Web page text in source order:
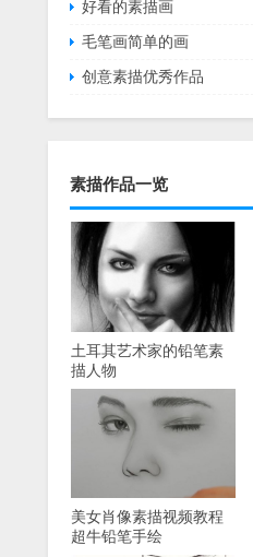
好看的素描画
毛笔画简单的画
创意素描优秀作品
素描作品一览
土耳其艺术家的铅笔素
描人物
美女肖像素描视频教程
超牛铅笔手绘